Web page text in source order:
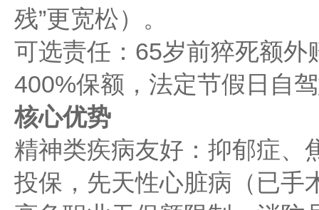
残”更宽松）。
可选责任：65岁前猝死额外
400%保额，法定节假日自
核心优势
精神类疾病友好：抑郁症、
投保，先天性心脏病（已手